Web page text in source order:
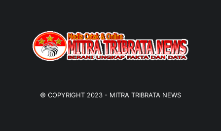
© COPYRIGHT 2023 - MITRA TRIBRATA NEWS